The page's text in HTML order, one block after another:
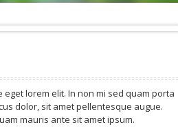
lorem elit. In non mi sed quam porta
dolor, sit amet pellentesque augue.
mauris ante sit amet ipsum.